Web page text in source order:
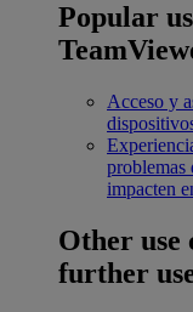
Popular
Acceso y
problemas
impacten
Other use
further